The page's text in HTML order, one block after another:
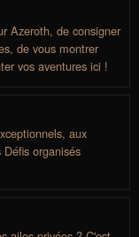
Azeroth, de consigner
de vous montrer
vos aventures ici !
aux
organisés